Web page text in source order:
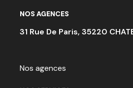
NOS AGENCES
31 Rue De Paris, 35220
Nos agences